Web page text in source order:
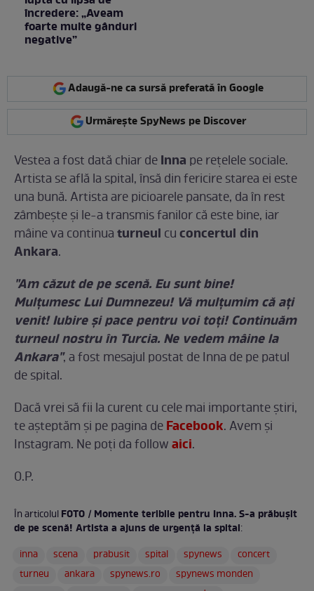
încredere: „Aveam
foarte multe gânduri
negative”
Adaugă-ne ca sursă preferată în Google
Urmărește SpyNews pe Discover
Vestea a fost dată chiar deInna pe reţelele sociale.
Artista se află la spital, însă din fericire starea ei este
una bună. Artista are picioarele pansate, da în rest
zâmbeşte şi le-a transmis fanilor că este bine, iar
mâine va continuaturneul cuconcertul din
Ankara.
"Am căzut de pe scenă. Eu sunt bine!
Mulţumesc Lui Dumnezeu! Vă mulțumim că ați
venit! Iubire şi pace pentru voi toţi! Continuăm
turneul nostru în Turcia. Ne vedem mâine la
Ankara", a fost mesajul postat de Inna de pe patul
de spital.
Dacă vrei să fii la curent cu cele mai importante ştiri,
te așteptăm și pe pagina deFacebook. Avem și
Instagram. Ne poți da followaici.
O.P.
În articolulFOTO / Momente teribile pentru Inna. S-a prăbuşit
de pe scenă! Artista a ajuns de urgenţă la spital:
inna
scena prabusit spital spynews
concert
turneu
ankara spynews.ro
spynews monden